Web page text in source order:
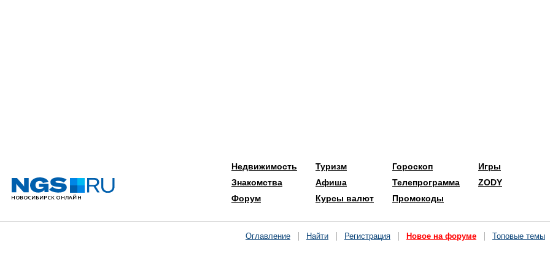
Недвижимость
Знакомства
Форум
Туризм
Афиша
Курсы валют
Гороскоп
Телепрограмма
Промокоды
Игры
ZODY
Оглавление Найти Регистрация Новое на форуме Топовые темы